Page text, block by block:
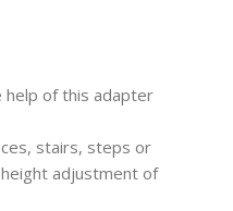
help of this adapter
stairs, steps or
adjustment of